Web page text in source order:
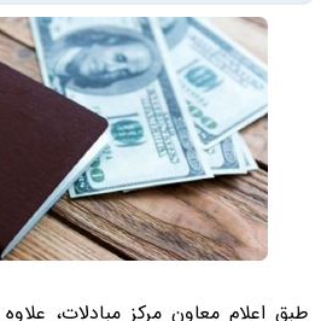
طبق اعلام معاون مرکز مبادلات،